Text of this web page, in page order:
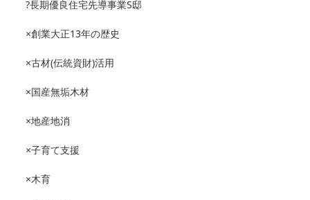
?長期優良住宅先導事業S邸
×創業大正13年の歴史
×古材(伝統資財)活用
×国産無垢木材
×地産地消
×子育て支援
×木育